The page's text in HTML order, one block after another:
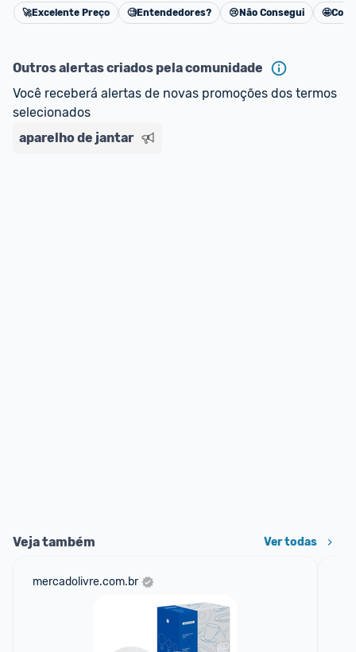
Cancelar
🚀Excelente Preço 🧐Entendedores? 😢 Não Consegui 🤩
Outros alertas criados pela comunidade
Você receberá alertas de novas promoções dos termos
selecionados
aparelho de jantar
Veja também Ver todas
mercadolivre.com.br